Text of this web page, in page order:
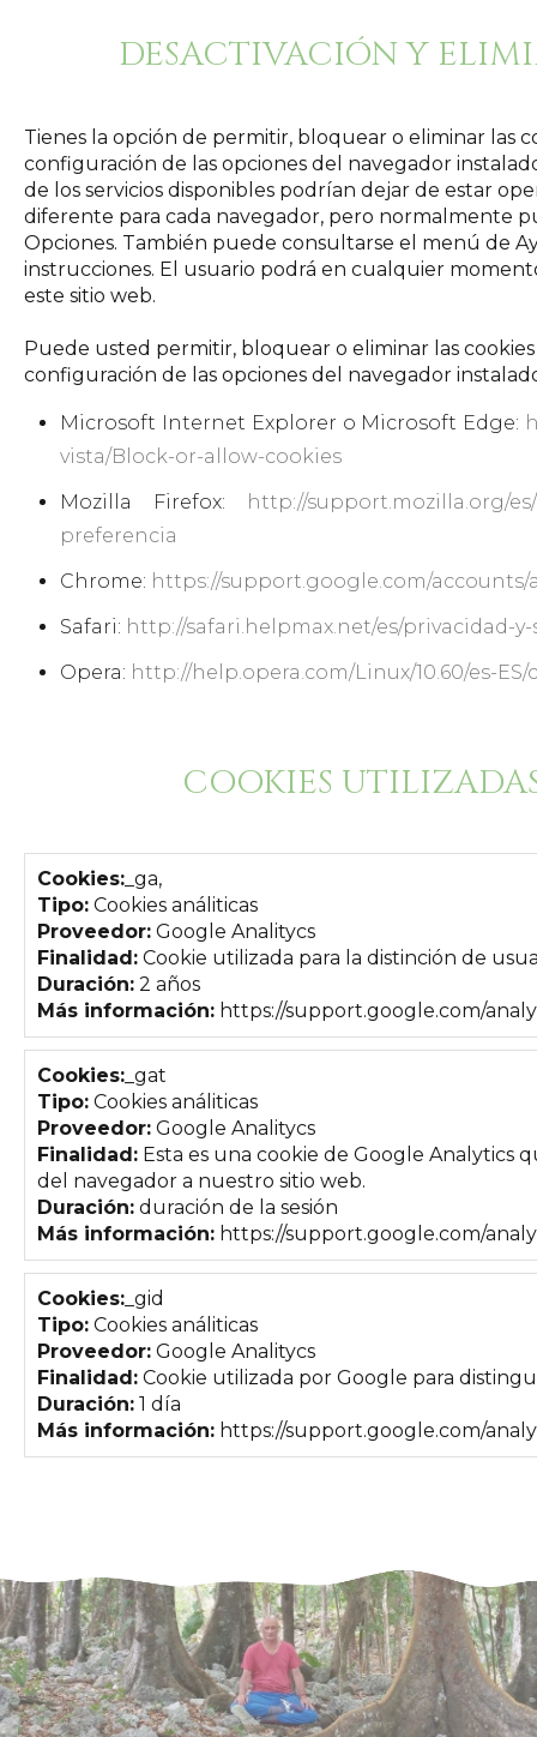
DESACTIVACIÓN Y
Tienes la opción de permitir, bloquear o eliminar las
configuración de las opciones del navegador
de los servicios disponibles podrían dejar de estar
diferente para cada navegador, pero normalmente
Opciones. También puede consultarse el menú de
instrucciones. El usuario podrá en cualquier
este sitio web.
Puede usted permitir, bloquear o eliminar las
configuración de las opciones del navegador
Microsoft Internet Explorer o Microsoft Edge:
vista/Block-or-allow-cookies
Mozilla Firefox:
http://support.mozilla.org/
preferencia
Chrome: https://support.google.com/accounts/
Safari: http://safari.helpmax.net/es/privacidad-
Opera: http://help.opera.com/Linux/10.60/es-
COOKIES
Cookies: _ga,
Tipo: Cookies análiticas
Proveedor: Google Analitycs
Finalidad: Cookie utilizada para la distinción de
Duración: 2 años
Más información: https://support.google.com/
Cookies: _gat
Tipo: Cookies análiticas
Proveedor: Google Analitycs
Finalidad: Esta es una cookie de Google Analytics
del navegador a nuestro sitio web.
Duración: duración de la sesión
Más información: https://support.google.com/
Cookies: _gid
Tipo: Cookies análiticas
Proveedor: Google Analitycs
Finalidad: Cookie utilizada por Google para
Duración: 1 día
Más información: https://support.google.com/